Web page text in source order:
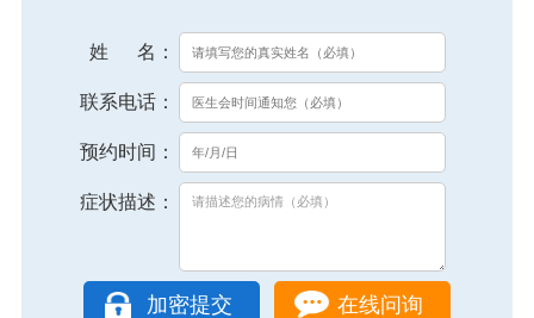
姓 名：
联系电话：
预约时间：
症状描述：
在线问询